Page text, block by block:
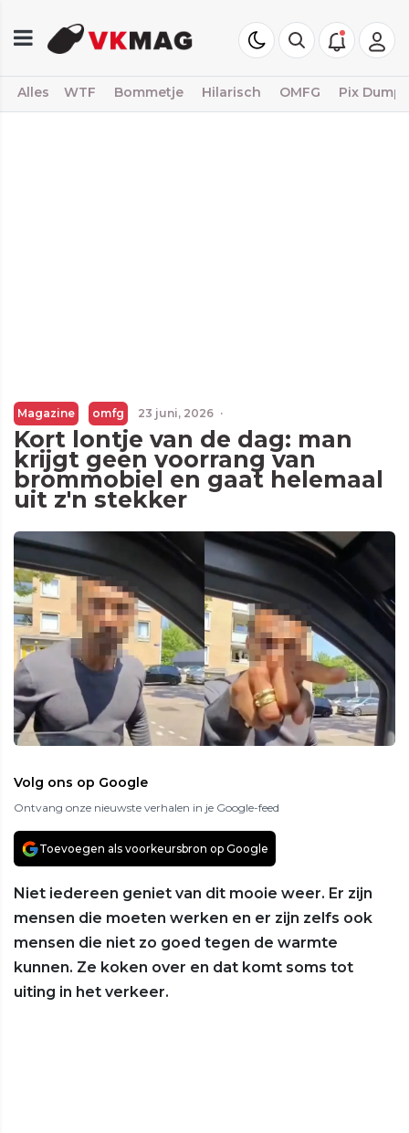
Alles WTF Bommetje Hilarisch OMFG Pix Dump
Magazine omfg 23 juni, 2026 ·
Kort lontje van de dag: man
krijgt geen voorrang van
brommobiel en gaat helemaal
uit z'n stekker
Volg ons op Google
Ontvang onze nieuwste verhalen in je Google-feed
Toevoegen als voorkeursbron op Google
Niet iedereen geniet van dit mooie weer. Er zijn
mensen die moeten werken en er zijn zelfs ook
mensen die niet zo goed tegen de warmte
kunnen. Ze koken over en dat komt soms tot
uiting in het verkeer.